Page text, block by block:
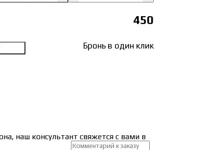
450
Бронь в один клик
наш консультант свяжется с вами в